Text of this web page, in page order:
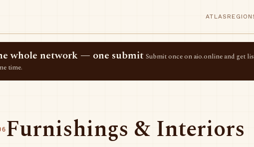
ATLAS
whole network — one submit Submit once on aio.online and get
time.
Furnishings & Interiors